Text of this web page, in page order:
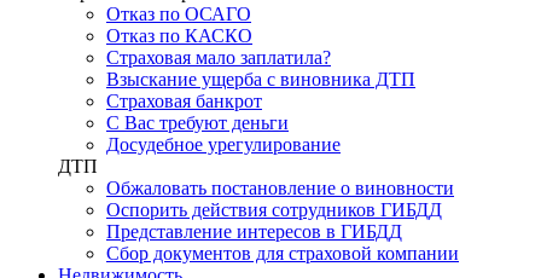
Отказ по ОСАГО
Отказ по КАСКО
Страховая мало заплатила?
Взыскание ущерба с виновника ДТП
Страховая банкрот
С Вас требуют деньги
Досудебное урегулирование
ДТП
Обжаловать постановление о виновности
Оспорить действия сотрудников ГИБДД
Представление интересов в ГИБДД
Сбор документов для страховой компании